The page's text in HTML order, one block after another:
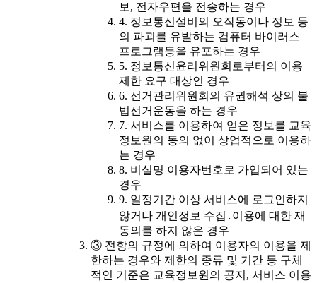
보, 전자우편을 전송하는 경우
4. 정보통신설비의 오작동이나 정보 등
의 파괴를 유발하는 컴퓨터 바이러스
프로그램등을 유포하는 경우
5. 정보통신윤리위원회로부터의 이용
제한 요구 대상인 경우
6. 선거관리위원회의 유권해석 상의 불
법선거운동을 하는 경우
7. 서비스를 이용하여 얻은 정보를 교육
정보원의 동의 없이 상업적으로 이용하
는 경우
8. 비실명 이용자번호로 가입되어 있는
경우
9. 일정기간 이상 서비스에 로그인하지
않거나 개인정보 수집․이용에 대한 재
동의를 하지 않은 경우
③ 전항의 규정에 의하여 이용자의 이용을 제
한하는 경우와 제한의 종류 및 기간 등 구체
적인 기준은 교육정보원의 공지, 서비스 이용